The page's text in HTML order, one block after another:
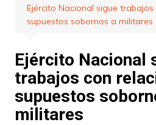
Ejército Nacional sigue
supuestos sobornos a militares
Ejército Nacional
trabajos con
supuestos
militares